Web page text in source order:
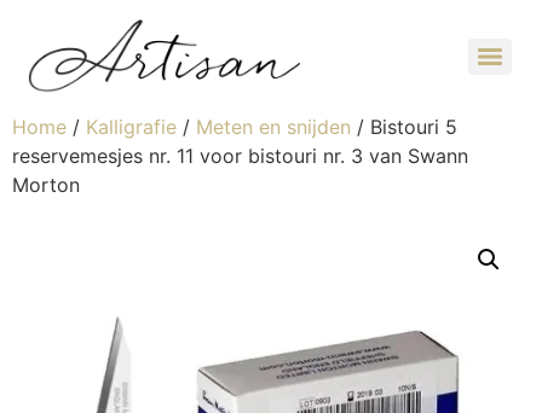
Home / Kalligrafie / Meten en snijden / Bistouri 5
reservemesjes nr. 11 voor bistouri nr. 3 van Swann
Morton